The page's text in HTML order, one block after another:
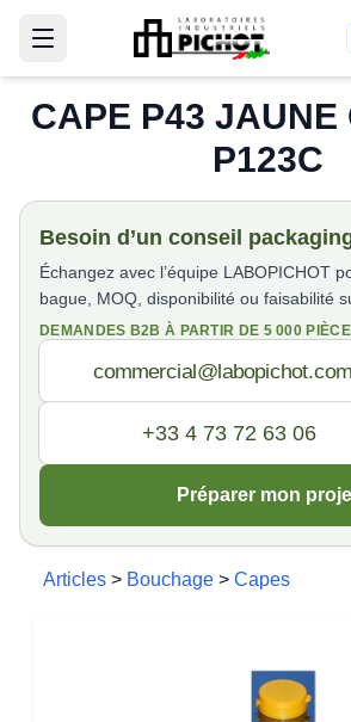
CAPE P43 JAUNE
P123C
Besoin d’un conseil
Échangez avec l’équipe LABOPICHOT
bague, MOQ, disponibilité ou faisabilité
DEMANDES B2B À PARTIR DE 5 000
Préparer mon
Articles > Bouchage > Capes